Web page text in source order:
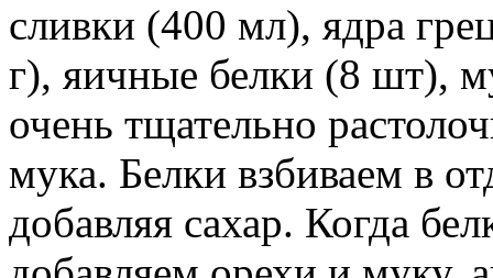
сливки (400 мл), ядра
г), яичные белки (8 шт),
очень тщательно
мука. Белки взбиваем в
добавляя сахар. Когда